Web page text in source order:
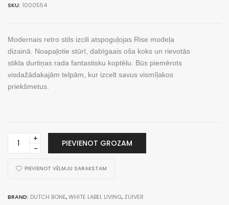
SKU: 1000554
Modernais retro stils izcili atspoguļojas Rise modeļa
dizainā. Noapaļotie stūrī, dabīgaais oša koks un rievotās
stikla durtiņas rada fantastisku koptēlu. Būs piemērots
visdažādakajām telpām, kur izcelt savus vismīļakos
priekšmetus.
Rise
daudzums
PIEVIENOT GROZAM
PIEVIENOT VĒLMJU SARAKSTAM
BRAND: DUTCH BONE,WHITE LABEL LIVING, ZUIVER